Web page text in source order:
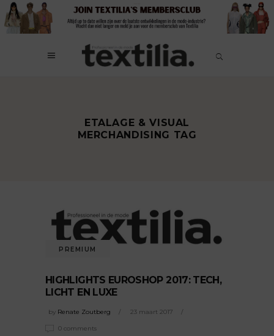
ETALAGE & VISUAL
MERCHANDISING TAG
PREMIUM
HIGHLIGHTS EUROSHOP 2017: TECH,
LICHT EN LUXE
by Renate Zoutberg 23 maart 2017
0 comments